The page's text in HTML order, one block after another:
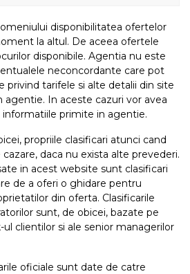
disponibilitatea ofertelor
la altul. De aceea ofertele
disponibile. Agentia nu este
neconcordante care pot
privind tarifele si alte detalii din site
In aceste cazuri vor avea
primite in agentie.
propriile clasificari atunci cand
daca nu exista alte prevederi.
in acest website sunt clasificari
de a oferi o ghidare pentru
din oferta. Clasificarile
sunt, de obicei, bazate pe
clientilor si ale senior managerilor
oficiale sunt date de catre